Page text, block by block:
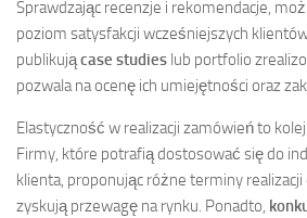
Sprawdzając recenzje i rekomendacje,
poziom satysfakcji wcześniejszych
publikującase studies lub portfolio
pozwala na ocenę ich umiejętności oraz
Elastyczność w realizacji zamówień to
Firmy, które potrafią dostosować się do
klienta, proponując różne terminy realizacji
zyskują przewagę na rynku. Ponadto,